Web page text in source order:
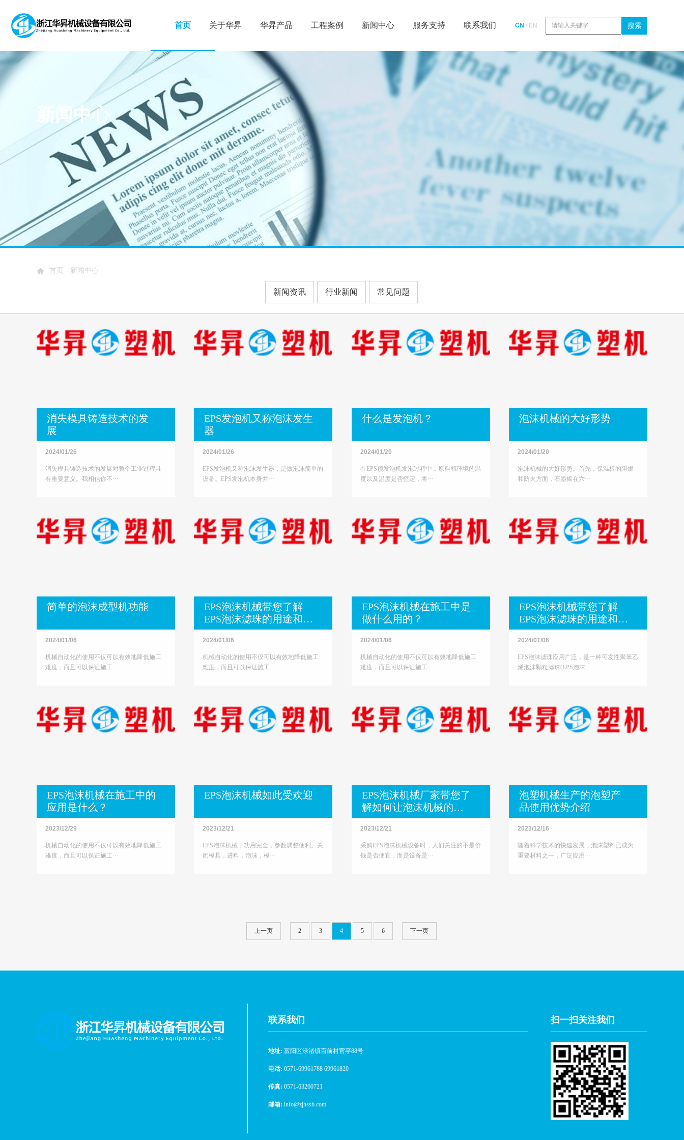
首页 关于华昇 华昇产品 工程案例 新闻中心 服务支持 联系我们 CN / EN
新闻中心
首页 - 新闻中心
新闻资讯 行业新闻 常见问题
消失模具铸造技术的发
展
2024/01/26
消失模具铸造技术的发展对整个工业过程具
有重要意义。我相信你不···
EPS发泡机又称泡沫发生
器
2024/01/26
EPS发泡机又称泡沫发生器，是做泡沫简单的
设备。EPS发泡机本身并···
什么是发泡机？
2024/01/20
在EPS预发泡机发泡过程中，原料和环境的温
度以及温度是否恒定，将···
泡沫机械的大好形势
2024/01/20
泡沫机械的大好形势。首先，保温板的阻燃
和防火方面，石墨烯在六···
简单的泡沫成型机功能
2024/01/06
机械自动化的使用不仅可以有效地降低施工
难度，而且可以保证施工···
EPS泡沫机械带您了解
EPS泡沫滤珠的用途和规
格分析
2024/01/06
机械自动化的使用不仅可以有效地降低施工
难度，而且可以保证施工···
EPS泡沫机械在施工中是
做什么用的？
2024/01/06
机械自动化的使用不仅可以有效地降低施工
难度，而且可以保证施工···
EPS泡沫机械带您了解
EPS泡沫滤珠的用途和规
格分析
2024/01/06
EPS泡沫滤珠应用广泛，是一种可发性聚苯乙
烯泡沫颗粒滤珠(EPS泡沫···
EPS泡沫机械在施工中的
应用是什么？
2023/12/29
机械自动化的使用不仅可以有效地降低施工
难度，而且可以保证施工···
EPS泡沫机械如此受欢迎
2023/12/21
EPS泡沫机械，功用完全，参数调整便利。关
闭模具，进料，泡沫，模···
EPS泡沫机械厂家带您了
解如何让泡沫机械的价
格更合理？
2023/12/21
采购EPS泡沫机械设备时，人们关注的不是价
钱是否便宜，而是设备是···
泡塑机械生产的泡塑产
品使用优势介绍
2023/12/16
随着科学技术的快速发展，泡沫塑料已成为
重要材料之一，广泛应用···
上一页
···
2 3 4 5 6
···
下一页
联系我们
地址: 富阳区渌渚镇百前村官亭88号
电话: 0571-69961788 69961820
传真: 0571-63260721
邮箱: info@zjhssb.com
扫一扫关注我们